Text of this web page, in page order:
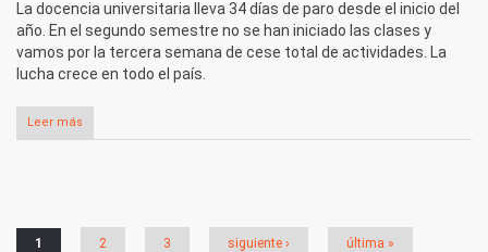
La docencia universitaria lleva 34 días de paro desde el inicio del
año. En el segundo semestre no se han iniciado las clases y
vamos por la tercera semana de cese total de actividades. La
lucha crece en todo el país.
Leer más
Páginas
1 2 3 siguiente › última »